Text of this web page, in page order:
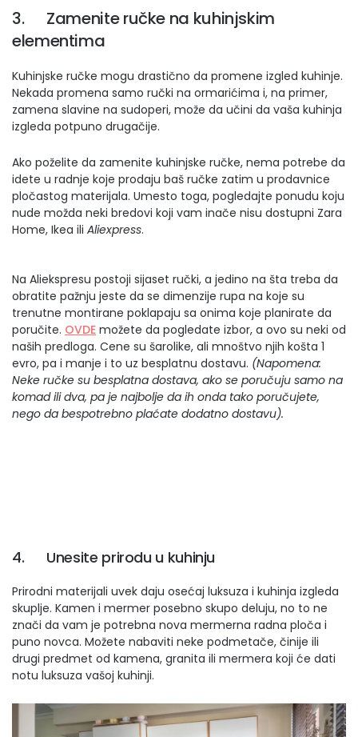
3. Zamenite ručke na kuhinjskim
elementima
Kuhinjske ručke mogu drastično da promene izgled kuhinje.
Nekada promena samo ručki na ormarićima i, na primer,
zamena slavine na sudoperi, može da učini da vaša kuhinja
izgleda potpuno drugačije.
Ako poželite da zamenite kuhinjske ručke, nema potrebe da
idete u radnje koje prodaju baš ručke zatim u prodavnice
pločastog materijala. Umesto toga, pogledajte ponudu koju
nude možda neki bredovi koji vam inače nisu dostupni Zara
Home, Ikea ili Aliexpress.
Na Aliekspresu postoji sijaset ručki, a jedino na šta treba da
obratite pažnju jeste da se dimenzije rupa na koje su
trenutne montirane poklapaju sa onima koje planirate da
poručite. OVDE možete da pogledate izbor, a ovo su neki od
naših predloga. Cene su šarolike, ali mnoštvo njih košta 1
evro, pa i manje i to uz besplatnu dostavu. (Napomena:
Neke ručke su besplatna dostava, ako se poručuju samo na
komad ili dva, pa je najbolje da ih onda tako poručujete,
nego da bespotrebno plaćate dodatno dostavu).
4. Unesite prirodu u kuhinju
Prirodni materijali uvek daju osećaj luksuza i kuhinja izgleda
skuplje. Kamen i mermer posebno skupo deluju, no to ne
znači da vam je potrebna nova mermerna radna ploča i
puno novca. Možete nabaviti neke podmetače, činije ili
drugi predmet od kamena, granita ili mermera koji će dati
notu luksuza vašoj kuhinji.